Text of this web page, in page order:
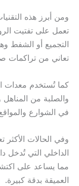
ومن أبرز هذه
تعمل على تفتيت
التجميع أو الشفط
تعاني من تراكمات
كما تُستخدم معدات
والصلبة من
في الشوارع
وفي الحالات الأكثر
الداخلي التي تُدخل
مما يساعد على
العميقة بدقة كبيرة.